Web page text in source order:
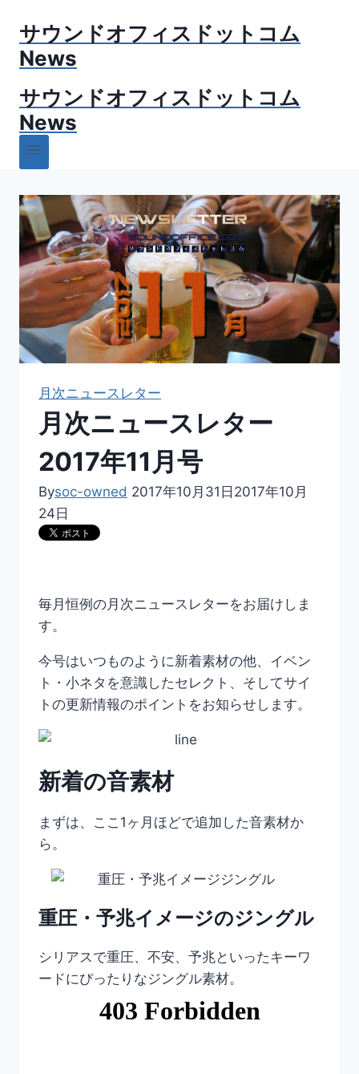
サウンドオフィスドットコム
News
サウンドオフィスドットコム
News
月次ニュースレター
月次ニュースレター
2017年11月号
Bysoc-owned 2017年10月31日 2017年10月
24日
毎月恒例の月次ニュースレターをお届けしま
す。
今号はいつものように新着素材の他、イベン
ト・小ネタを意識したセレクト、そしてサイ
トの更新情報のポイントをお知らせします。
新着の音素材
まずは、ここ1ヶ月ほどで追加した音素材か
ら。
重圧・予兆イメージのジングル
シリアスで重圧、不安、予兆といったキーワ
ードにぴったりなジングル素材。